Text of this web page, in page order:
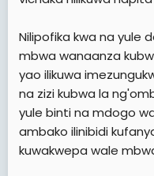
Nilipofika kwa na yule
mbwa wanaanza
yao ilikuwa
na zizi kubwa la
yule binti na mdogo
ambako ilinibidi
kuwakwepa wale